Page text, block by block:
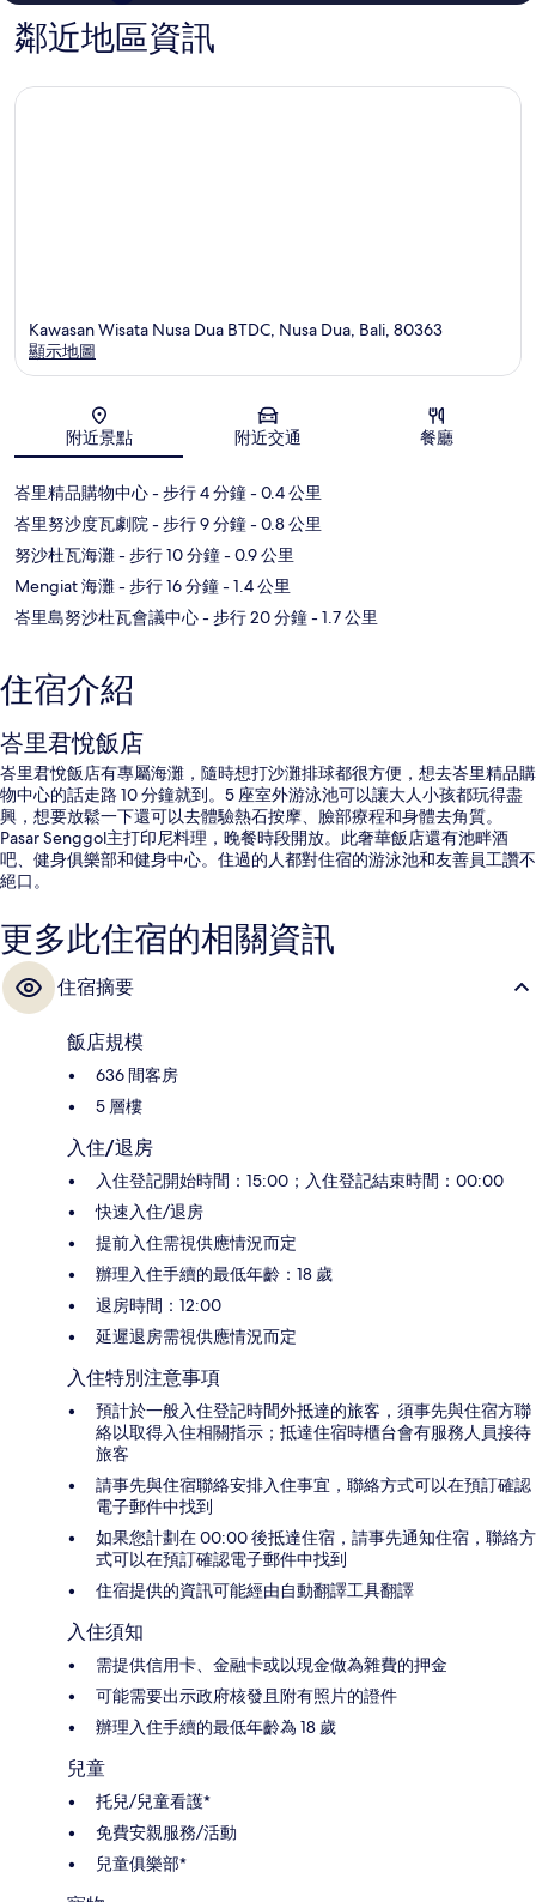
鄰近地區資訊
地圖
Kawasan Wisata Nusa Dua BTDC, Nusa Dua, Bali, 80363
顯示地圖
附近景點 附近交通 餐廳
峇里精品購物中心- 步行 4 分鐘- 0.4 公里
峇里努沙度瓦劇院- 步行 9 分鐘- 0.8 公里
努沙杜瓦海灘- 步行 10 分鐘- 0.9 公里
Mengiat 海灘- 步行 16 分鐘- 1.4 公里
峇里島努沙杜瓦會議中心- 步行 20 分鐘- 1.7 公里
住宿介紹
峇里君悅飯店
峇里君悅飯店有專屬海灘，隨時想打沙灘排球都很方便，想去峇里精品購
物中心的話走路 10 分鐘就到。5 座室外游泳池可以讓大人小孩都玩得盡
興，想要放鬆一下還可以去體驗熱石按摩、臉部療程和身體去角質。
Pasar Senggol主打印尼料理，晚餐時段開放。此奢華飯店還有池畔酒
吧、健身俱樂部和健身中心。住過的人都對住宿的游泳池和友善員工讚不
絕口。
更多此住宿的相關資訊
住宿摘要
飯店規模
636 間客房
5 層樓
入住/退房
入住登記開始時間：15:00；入住登記結束時間：00:00
快速入住/退房
提前入住需視供應情況而定
辦理入住手續的最低年齡：18 歲
退房時間：12:00
延遲退房需視供應情況而定
入住特別注意事項
預計於一般入住登記時間外抵達的旅客，須事先與住宿方聯
絡以取得入住相關指示；抵達住宿時櫃台會有服務人員接待
旅客
請事先與住宿聯絡安排入住事宜，聯絡方式可以在預訂確認
電子郵件中找到
如果您計劃在 00:00 後抵達住宿，請事先通知住宿，聯絡方
式可以在預訂確認電子郵件中找到
住宿提供的資訊可能經由自動翻譯工具翻譯
入住須知
需提供信用卡、金融卡或以現金做為雜費的押金
可能需要出示政府核發且附有照片的證件
辦理入住手續的最低年齡為 18 歲
兒童
托兒/兒童看護*
免費安親服務/活動
兒童俱樂部*